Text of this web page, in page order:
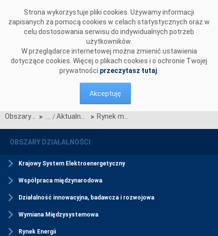
Strona wykorzystuje pliki cookies. Używamy informacji
zapisanych za pomocą cookies w celach statystycznych oraz w
celu dostosowania serwisu do indywidualnych potrzeb
użytkowników.
W przeglądarce internetowej można zmienić ustawienia
dotyczące cookies. Więcej o plikach cookies i o ochronie Twojej
prywatności przeczytasz tutaj
Akceptuję
Obszary działalności > Aktualności Rynku Mocy > Rynek mocy w liczbach - certyfikacja ogólna 2020
OBSZARY DZIAŁALNOŚCI
Krajowy System Elektroenergetyczny
Współpraca międzynarodowa
Działalność innowacyjna, badawcza i rozwojowa
Wymiana Międzysystemowa
Rynek Energii